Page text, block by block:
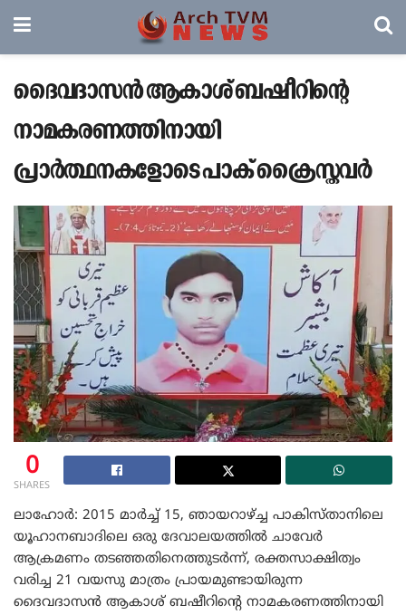
ദൈവദാസൻ ആകാശ് ബഷീറിന്റെ
നാമകരണത്തിനായി
പ്രാർത്ഥനകളോടെ പാക് ക്രൈസ്തവർ
0
SHARES
ലാഹോർ: 2015 മാർച്ച് 15, ഞായറാഴ്ച്ച പാകിസ്താനിലെ
യൂഹാനബാദിലെ ഒരു ദേവാലയത്തിൽ ചാവേർ
ആക്രമണം തടഞ്ഞതിനെത്തുടർന്ന്, രക്തസാക്ഷിത്വം
വരിച്ച 21 വയസു മാത്രം പ്രായമുണ്ടായിരുന്ന
ദൈവദാസൻ ആകാശ് ബഷീറിന്റെ നാമകരണത്തിനായി